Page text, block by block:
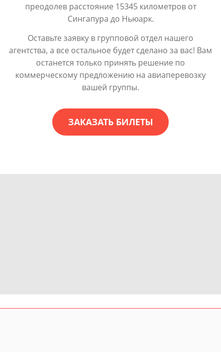
преодолев расстояние 15345 километров от
Сингапура до Ньюарк.
Оставьте заявку в групповой отдел нашего
агентства, а все остальное будет сделано за вас! Вам
останется только принять решение по
коммерческому предложению на авиаперевозку
вашей группы.
ЗАКАЗАТЬ БИЛЕТЫ